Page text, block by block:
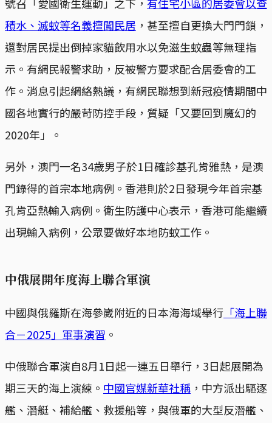
積水、滅蚊等名義擅闖民居 ，甚至擅自更換大門門鎖，
還對居民提出倒掉家貓飲用水以免滋生蚊蟲等無理指
示。有網民報警求助，反被警方要求配合居委會的工
作。消息引起網絡熱議，有網民聯想到新冠疫情期間中
國各地實行的嚴苛防控手段，質疑「又要回到魔幻的
2020年」。
另外，澳門一名34歲男子於1日確診基孔肯雅熱，是澳
門錄得的首宗本地病例。香港則於2日發現今年首宗基
孔肯亞熱輸入病例。衛生防護中心表示，香港可能繼續
出現輸入病例，公眾要做好本地防蚊工作。
中俄展開年度海上聯合軍演
中國與俄羅斯在海參崴附近的日本海海域舉行 「海上聯
合－2025」軍事演習 。
中俄聯合軍演自8月1日起一連五日舉行，3日起展開為
期三天的海上演練。 中國官媒新華社稱 ，中方派出驅逐
艦、潛艇、補給艦、救援船等，與俄軍的大型反潛艦、